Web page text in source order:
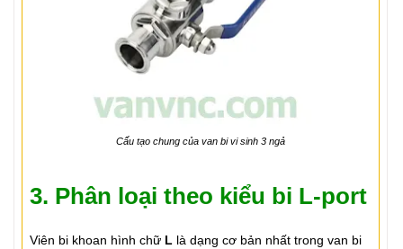
Cấu tạo chung của van bi vi sinh 3 ngả
3. Phân loại theo kiểu bi L-port
Viên bi khoan hình chữ L là dạng cơ bản nhất trong van bi